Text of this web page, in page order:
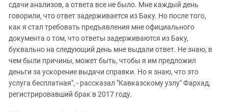
сдачи анализов, а ответа все не было. Мне каждый день
говорили, что ответ задерживается из Баку. Но после того,
как я стал требовать предъявления мне официального
документа о том, что ответы задерживаются из Баку,
буквально на следующий день мне выдали ответ. Не знаю, в
чем были причины, может быть, чтобы я им предложил
деньги за ускорение выдачи справки. Но я знаю, что это
услуга бесплатная", - рассказал "Кавказскому узлу" Фархад,
регистрировавший брак в 2017 году.